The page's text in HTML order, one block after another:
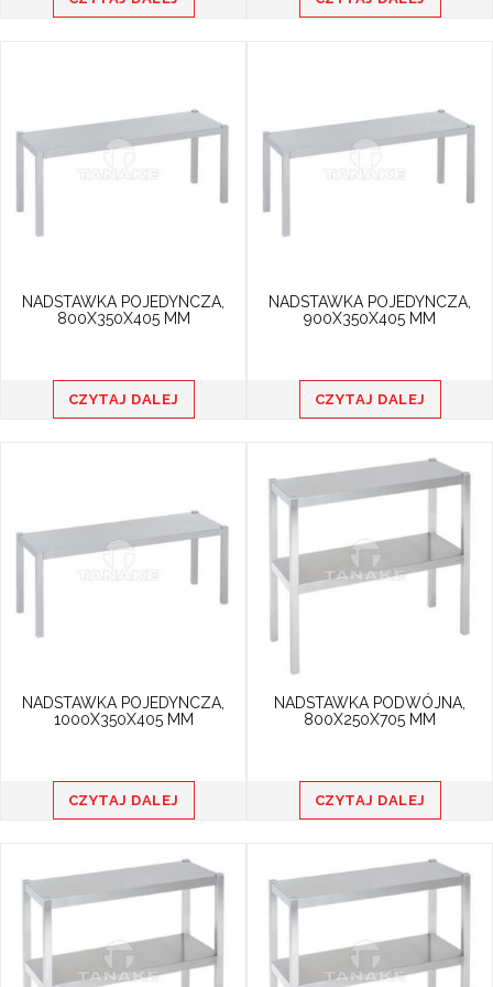
funkcjonalnością i zwiększoną wydajnością
NADSTAWKA POJEDYNCZA,
800X350X405 MM
CZYTAJ DALEJ
NADSTAWKA POJEDYNCZA,
900X350X405 MM
CZYTAJ DALEJ
NADSTAWKA POJEDYNCZA,
1000X350X405 MM
CZYTAJ DALEJ
NADSTAWKA PODWÓJNA,
800X250X705 MM
CZYTAJ DALEJ